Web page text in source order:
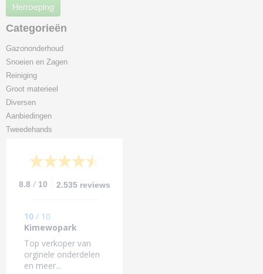
Herroeping
Categorieën
Gazononderhoud
Snoeien en Zagen
Reiniging
Groot materieel
Diversen
Aanbiedingen
Tweedehands
8.8 / 10 2.535 reviews
10 / 10
Kimewopark
Top verkoper van
orginele onderdelen
en meer...